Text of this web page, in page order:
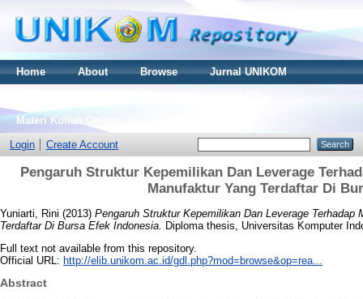
Home About Browse
Jurnal UNIKOM
Materi Kuliah Online
Login
Create Account
Pengaruh Struktur Kepemilikan Dan Leverage
Manufaktur Yang Terdaftar Di
Yuniarti, Rini (2013) Pengaruh Struktur Kepemilikan Dan Leverage
Terdaftar Di Bursa Efek Indonesia.
Diploma thesis, Universitas Komputer
Full text not available from this repository.
Official URL: http://elib.unikom.ac.id/gdl.php?mod=browse&op=rea...
Abstract